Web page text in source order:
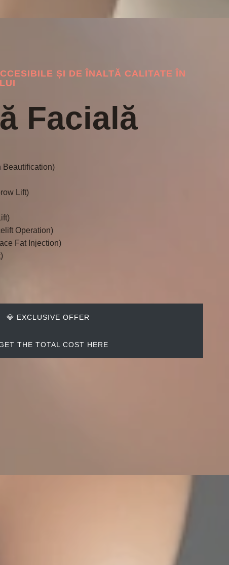
ȘI DE ÎNALTĂ CALITATE ÎN
Facială
Beautification)
Lift)
Operation)
Fat Injection)
💎 EXCLUSIVE OFFER
THE TOTAL COST HERE